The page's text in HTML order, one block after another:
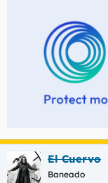
El Cuervo
Baneado